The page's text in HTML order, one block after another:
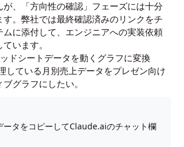
が、「方向性の確認」フェーズには十分
す。弊社では最終確認済みのリンクをチ
ムに添付して、エンジニアへの実装依頼
います。
ドシートデータを動くグラフに変換
している月別売上データをプレゼン向け
グラフにしたい。
タをコピーしてClaude.aiのチャット欄